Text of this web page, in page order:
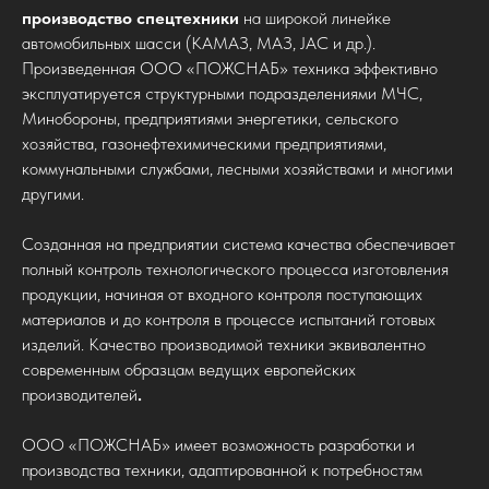
производство спецтехники на широкой линейке
автомобильных шасси (КАМАЗ, МАЗ, JAC и др.).
Произведенная ООО «ПОЖСНАБ» техника эффективно
эксплуатируется структурными подразделениями МЧС,
Минобороны, предприятиями энергетики, сельского
хозяйства, газонефтехимическими предприятиями,
коммунальными службами, лесными хозяйствами и многими
другими.
Созданная на предприятии система качества обеспечивает
полный контроль технологического процесса изготовления
продукции, начиная от входного контроля поступающих
материалов и до контроля в процессе испытаний готовых
изделий. Качество производимой техники эквивалентно
современным образцам ведущих европейских
производителей.
ООО «ПОЖСНАБ» имеет возможность разработки и
производства техники, адаптированной к потребностям